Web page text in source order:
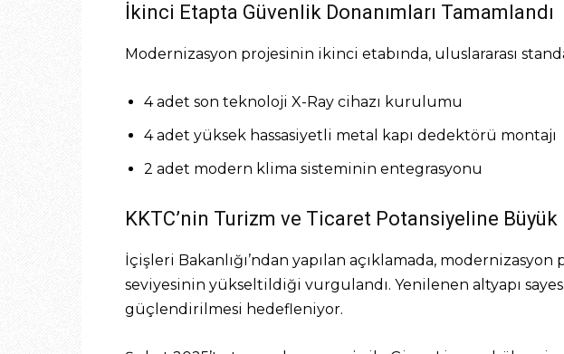
İkinci Etapta Güvenlik Donanımları Tamamlandı
Modernizasyon projesinin ikinci etabında, uluslararası
4 adet son teknoloji X-Ray cihazı kurulumu
4 adet yüksek hassasiyetli metal kapı dedektörü montajı
2 adet modern klima sisteminin entegrasyonu
KKTC’nin Turizm ve Ticaret Potansiyeline Büyük
İçişleri Bakanlığı’ndan yapılan açıklamada,
seviyesinin yükseltildiği vurgulandı. Yenilenen altyapı
güçlendirilmesi hedefleniyor.